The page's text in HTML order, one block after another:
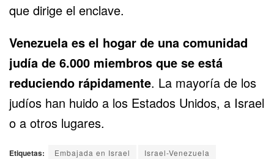
que dirige el enclave.
Venezuela es el hogar de una comunidad
judía de 6.000 miembros que se está
reduciendo rápidamente. La mayoría de los
judíos han huido a los Estados Unidos, a Israel
o a otros lugares.
Etiquetas: Embajada en Israel
Israel-Venezuela